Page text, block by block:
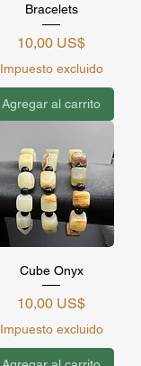
Bracelets
Precio
10,00 US$
Impuesto excluido
Agregar al carrito
Cube Onyx
Precio
10,00 US$
Impuesto excluido